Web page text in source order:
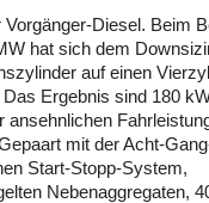
Diesel. Beim
hat sich dem
auf einen
Ergebnis sind 180
mit der Acht-
Start-Stopp-System,
Nebenaggregaten,